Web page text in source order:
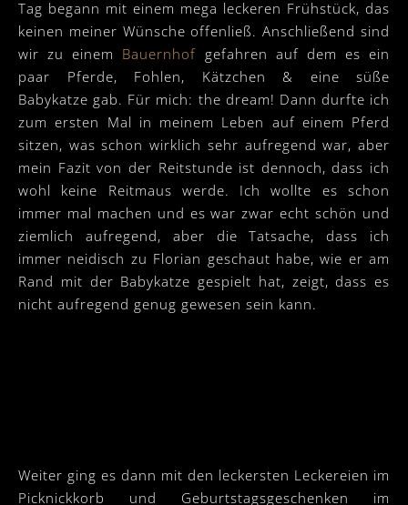
Tag begann mit einem mega leckeren Frühstück, das
keinen meiner Wünsche offenließ. Anschließend sind
wir zu einem Bauernhof gefahren auf dem es ein
paar Pferde, Fohlen, Kätzchen & eine süße
Babykatze gab. Für mich: the dream! Dann durfte ich
zum ersten Mal in meinem Leben auf einem Pferd
sitzen, was schon wirklich sehr aufregend war, aber
mein Fazit von der Reitstunde ist dennoch, dass ich
wohl keine Reitmaus werde. Ich wollte es schon
immer mal machen und es war zwar echt schön und
ziemlich aufregend, aber die Tatsache, dass ich
immer neidisch zu Florian geschaut habe, wie er am
Rand mit der Babykatze gespielt hat, zeigt, dass es
nicht aufregend genug gewesen sein kann.
Weiter ging es dann mit den leckersten Leckereien im
Picknickkorb und Geburtstagsgeschenken im